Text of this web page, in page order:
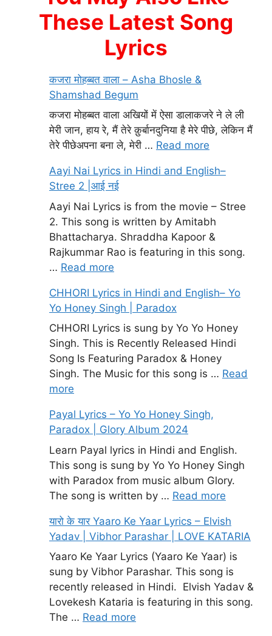
These Latest Song
Lyrics
कजरा मोहब्बत वाला – Asha Bhosle &
Shamshad Begum
कजरा मोहब्बत वाला अखियों में ऐसा डालाकजरे ने ले ली
मेरी जान, हाय रे, मैं तेरे क़ुर्बानदुनिया है मेरे पीछे, लेकिन मैं
तेरे पीछेअपना बना ले, मेरी … Read more
Aayi Nai Lyrics in Hindi and English–
Stree 2 |आई नई
Aayi Nai Lyrics is from the movie – Stree
2. This song is written by Amitabh
Bhattacharya. Shraddha Kapoor &
Rajkummar Rao is featuring in this song.
… Read more
CHHORI Lyrics in Hindi and English– Yo
Yo Honey Singh | Paradox
CHHORI Lyrics is sung by Yo Yo Honey
Singh. This is Recently Released Hindi
Song Is Featuring Paradox & Honey
Singh. The Music for this song is … Read
more
Payal Lyrics – Yo Yo Honey Singh,
Paradox | Glory Album 2024
Learn Payal lyrics in Hindi and English.
This song is sung by Yo Yo Honey Singh
with Paradox from music album Glory.
The song is written by … Read more
यारो के यार Yaaro Ke Yaar Lyrics – Elvish
Yadav | Vibhor Parashar | LOVE KATARIA
Yaaro Ke Yaar Lyrics (Yaaro Ke Yaar) is
sung by Vibhor Parashar. This song is
recently released in Hindi. Elvish Yadav &
Lovekesh Kataria is featuring in this song.
The … Read more